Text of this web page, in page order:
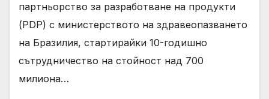
партньорство за разработване на продукти
(PDP) с министерството на здравеопазването
на Бразилия, стартирайки 10-годишно
сътрудничество на стойност над 700
милиона…